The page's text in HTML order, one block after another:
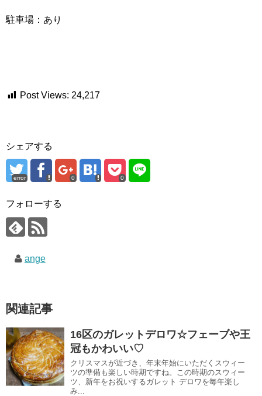
駐車場：あり
Post Views: 24,217
シェアする
error 0 0
フォローする
ange
関連記事
16区のガレットデロワ☆フェーブや王
冠もかわいい♡
クリスマスが近づき、年末年始にいただくスウィー
ツの準備も楽しい時期ですね。この時期のスウィー
ツ、新年をお祝いするガレット デロワを毎年楽し
み...